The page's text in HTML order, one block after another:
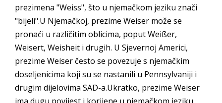
prezimena "Weiss", što u njemačkom jeziku znači
"bijeli".U Njemačkoj, prezime Weiser može se
pronaći u različitim oblicima, poput Weißer,
Weisert, Weisheit i drugih. U Sjevernoj Americi,
prezime Weiser često se povezuje s njemačkim
doseljenicima koji su se nastanili u Pennsylvaniji i
drugim dijelovima SAD-a.Ukratko, prezime Weiser